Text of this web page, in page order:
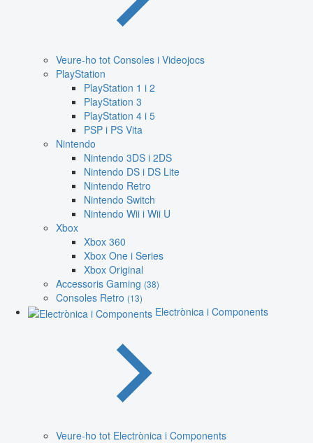
Veure-ho tot Consoles i Videojocs
PlayStation
PlayStation 1 i 2
PlayStation 3
PlayStation 4 i 5
PSP i PS Vita
Nintendo
Nintendo 3DS i 2DS
Nintendo DS i DS Lite
Nintendo Retro
Nintendo Switch
Nintendo Wii i Wii U
Xbox
Xbox 360
Xbox One i Series
Xbox Original
Accessoris Gaming (38)
Consoles Retro (13)
Electrònica i Components
Veure-ho tot Electrònica i Components